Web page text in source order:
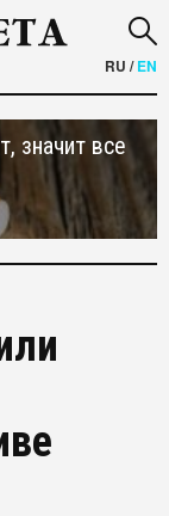
RU /EN
значит все